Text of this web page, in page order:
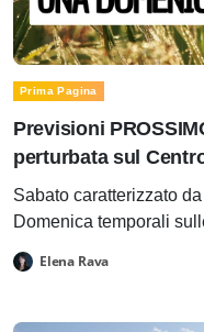
Prima Pagina
Previsioni
perturbata sul
Sabato caratterizzato
Domenica temporali
Elena Rava